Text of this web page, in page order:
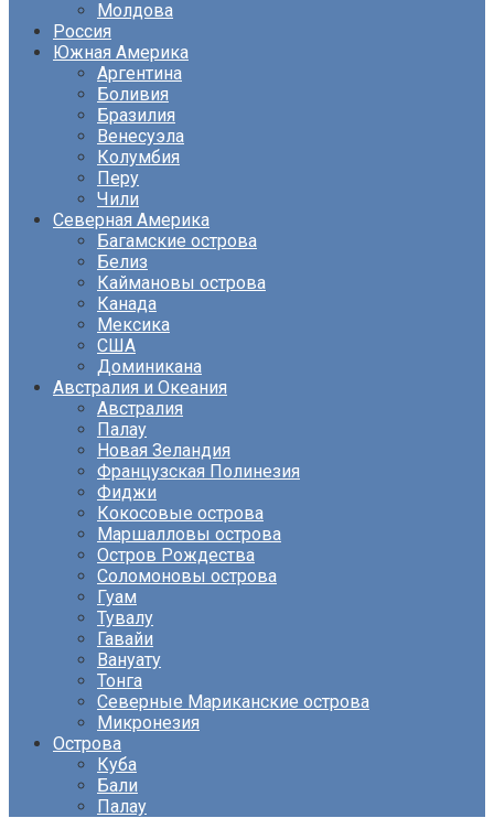
Молдова
Россия
Южная Америка
Аргентина
Боливия
Бразилия
Венесуэла
Колумбия
Перу
Чили
Северная Америка
Багамские острова
Белиз
Каймановы острова
Канада
Мексика
США
Доминикана
Австралия и Океания
Австралия
Палау
Новая Зеландия
Французская Полинезия
Фиджи
Кокосовые острова
Маршалловы острова
Остров Рождества
Соломоновы острова
Гуам
Тувалу
Гавайи
Вануату
Тонга
Северные Мариканские острова
Микронезия
Острова
Куба
Бали
Палау